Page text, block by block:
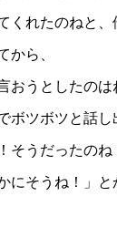
くれたのねと
から、
おうとしたの
ボツボツと話し
そうだったのね
にそうね！」と